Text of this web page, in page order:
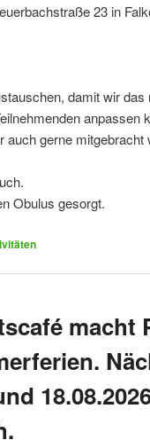
23 in
damit wir das
anpassen
auch gerne mitgebracht
Obulus gesorgt.
macht